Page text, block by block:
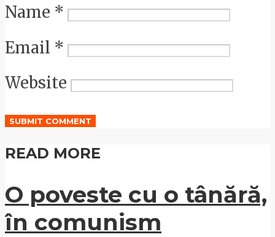
Name *
Email *
Website
READ MORE
O poveste cu o tânără,
în comunism